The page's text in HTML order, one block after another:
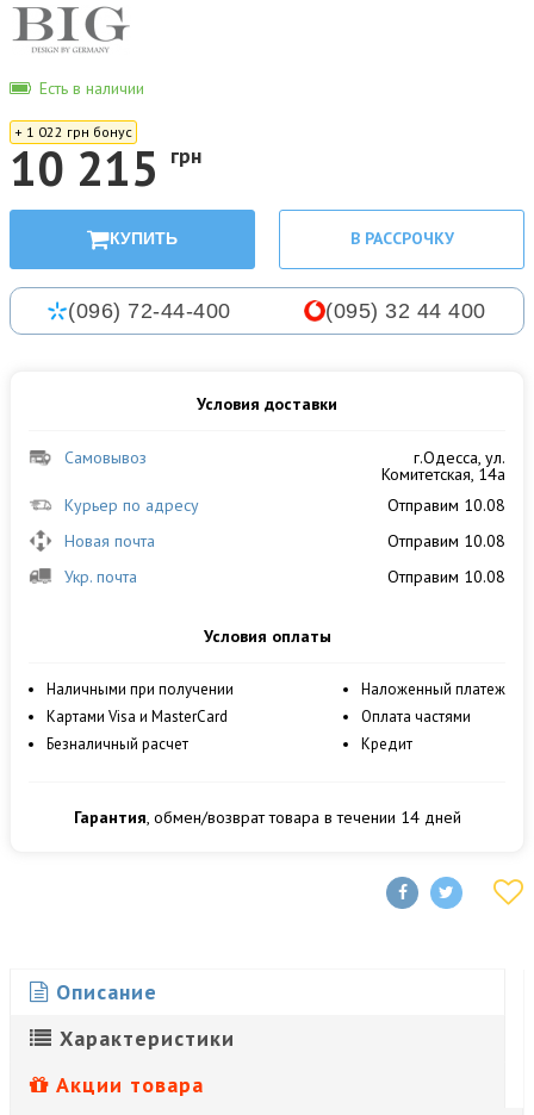
Есть в наличии
+ 1 022 грн бонус
10 215 грн
КУПИТЬ В РАССРОЧКУ
(096) 72-44-400 (095) 32 44 400
Условия доставки
Самовывоз г.Одесса, ул.
Комитетская, 14а
Курьер по адресу
Отправим 10.08
Новая почта
Отправим 10.08
Укр. почта
Отправим 10.08
Условия оплаты
Наличными при получении
Картами Visa и MasterCard
Безналичный расчет
Наложенный платеж
Оплата частями
Кредит
Гарантия, обмен/возврат товара в течении 14 дней
Описание
Характеристики
Акции товара